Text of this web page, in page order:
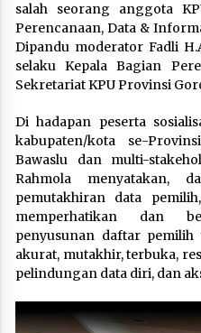
salah seorang anggota
Perencanaan, Data &
Dipandu moderator Fadli
selaku Kepala Bagian
Sekretariat KPU Provinsi
Di hadapan peserta
kabupaten/kota se-
Bawaslu dan multi-
Rahmola menyatakan,
pemutakhiran data
memperhatikan dan
penyusunan daftar
akurat, mutakhir, terbuka,
pelindungan data diri, dan